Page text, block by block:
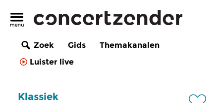
Zoek Gids
Themakanalen
Luister live
Klassiek